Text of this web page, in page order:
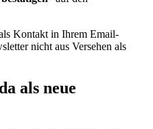
Kontakt in Ihrem Email-
nicht aus Versehen als
als neue